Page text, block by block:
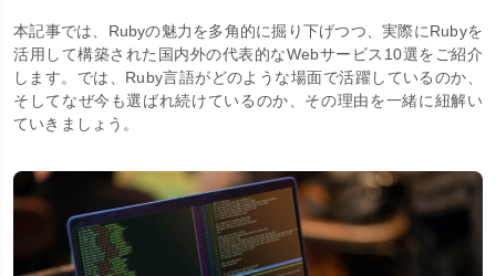
本記事では、Rubyの魅力を多角的に掘り下げつつ、実際にRubyを
活用して構築された国内外の代表的なWebサービス10選をご紹介
します。では、Ruby言語がどのような場面で活躍しているのか、
そしてなぜ今も選ばれ続けているのか、その理由を一緒に紐解い
ていきましょう。